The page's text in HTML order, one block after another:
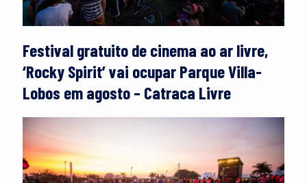
Festival gratuito de cinema ao ar livre,
‘Rocky Spirit’ vai ocupar Parque Villa-
Lobos em agosto – Catraca Livre